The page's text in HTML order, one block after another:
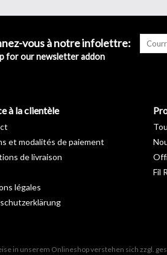
vous à notre infolettre:
for our newsletter addon
à la clientèle
et modalités de paiement
de livraison
légales
Fil
in unserem Onlineshop verstehen sich zzgl.